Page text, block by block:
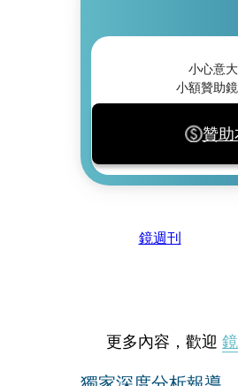
小心意
小額贊助
贊助
鏡週刊
更多內容，歡迎